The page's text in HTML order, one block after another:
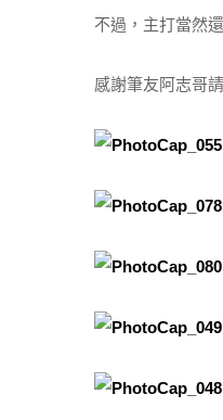
不過，主打當然
感謝筆友阿志哥